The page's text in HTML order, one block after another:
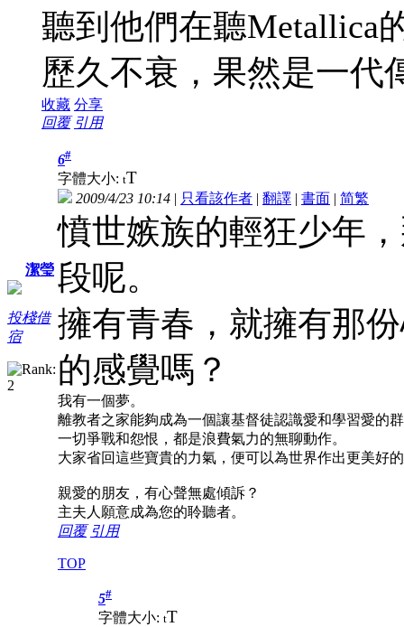
聽到他們在聽Metallica
歷久不衰，果然是一代
收藏 分享
回覆 引用
潔瑩
投棧借
宿
6#
字體大小: tT
2009/4/23 10:14 | 只看該作者 | 翻譯 | 書面 | 简繁
憤世嫉族的輕狂少年
段呢。
擁有青春，就擁有那
的感覺嗎？
我有一個夢。
離教者之家能夠成為一個讓基督徒認識愛和學習愛的
一切爭戰和怨恨，都是浪費氣力的無聊動作。
大家省回這些寶貴的力氣，便可以為世界作出更美好
親愛的朋友，有心聲無處傾訴？
主夫人願意成為您的聆聽者。
回覆 引用
TOP
5#
字體大小: tT